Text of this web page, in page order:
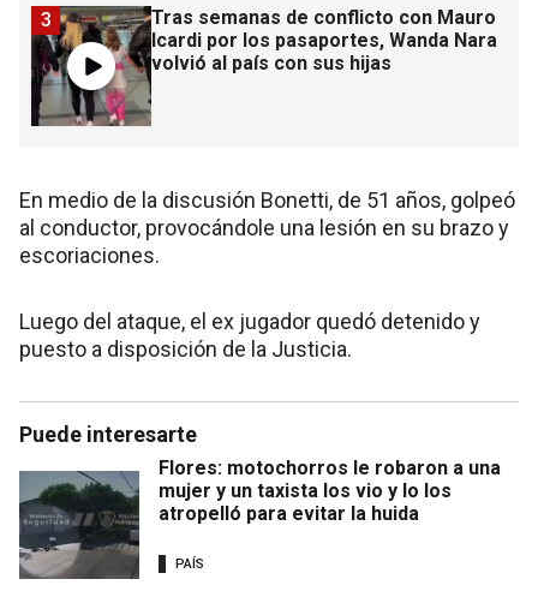
Tras semanas de conflicto con Mauro
Icardi por los pasaportes, Wanda Nara
volvió al país con sus hijas
3
En medio de la discusión Bonetti, de 51 años, golpeó
al conductor, provocándole una lesión en su brazo y
escoriaciones.
Luego del ataque, el ex jugador quedó detenido y
puesto a disposición de la Justicia.
Puede interesarte
Flores: motochorros le robaron a una
mujer y un taxista los vio y lo los
atropelló para evitar la huida
PAÍS